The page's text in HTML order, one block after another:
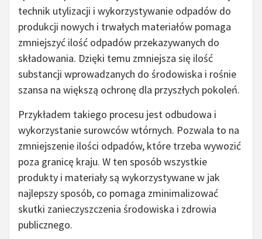
technik utylizacji i wykorzystywanie odpadów do
produkcji nowych i trwałych materiałów pomaga
zmniejszyć ilość odpadów przekazywanych do
składowania. Dzięki temu zmniejsza się ilość
substancji wprowadzanych do środowiska i rośnie
szansa na większą ochronę dla przyszłych pokoleń.
Przykładem takiego procesu jest odbudowa i
wykorzystanie surowców wtórnych. Pozwala to na
zmniejszenie ilości odpadów, które trzeba wywozić
poza granicę kraju. W ten sposób wszystkie
produkty i materiały są wykorzystywane w jak
najlepszy sposób, co pomaga zminimalizować
skutki zanieczyszczenia środowiska i zdrowia
publicznego.